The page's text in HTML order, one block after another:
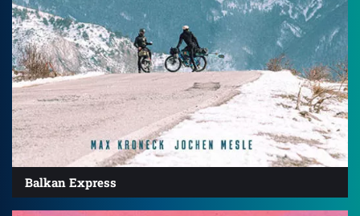
Balkan Express